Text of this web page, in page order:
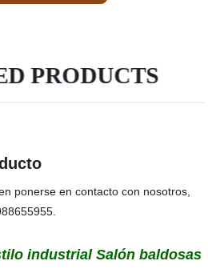
PRODUCTS
ponerse en contacto con nosotros,
industrial Salón baldosas